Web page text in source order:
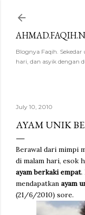
Blognya Faqih.
hari, dan asyik dengan
July 10, 2010
AYAM UNIK
Berawal dari mimpi
di malam hari, esok
ayam berkaki empat.
mendapatkan ayam
(21/6/2010) sore.